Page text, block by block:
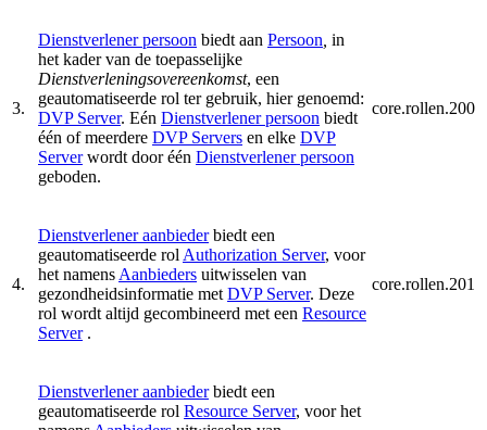
3.
Dienstverlener persoon biedt aan Persoon, in
het kader van de toepasselijke
Dienstverleningsovereenkomst, een
geautomatiseerde rol ter gebruik, hier genoemd:
DVP Server. Eén Dienstverlener persoon biedt
één of meerdere DVP Servers en elke DVP
Server wordt door één Dienstverlener persoon
geboden.
core.rollen.200
4.
Dienstverlener aanbiederbiedt een
geautomatiseerde rolAuthorization Server, voor
het namensAanbieders uitwisselen van
gezondheidsinformatie metDVP Server. Deze
rol wordt altijd gecombineerd met een Resource
Server.
core.rollen.201
Dienstverlener aanbiederbiedt een
geautomatiseerde rol Resource Server, voor het